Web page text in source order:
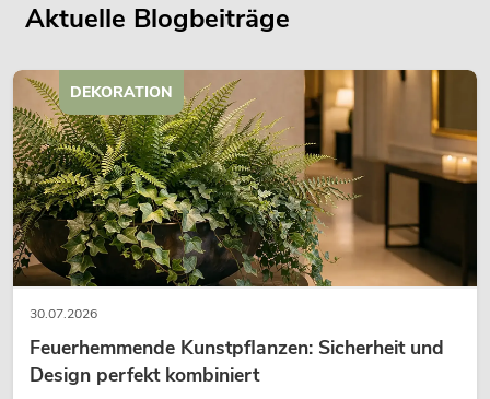
Aktuelle Blogbeiträge
30.07.2026
Feuerhemmende Kunstpflanzen: Sicherheit und
Design perfekt kombiniert
DEKORATION